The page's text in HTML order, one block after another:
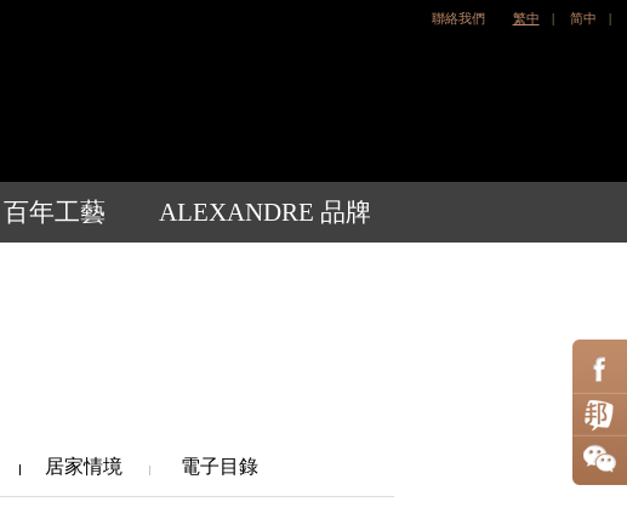
聯絡我們 繁中 | 简中 |
百年工藝 ALEXANDRE 品牌
居家情境 電子目錄